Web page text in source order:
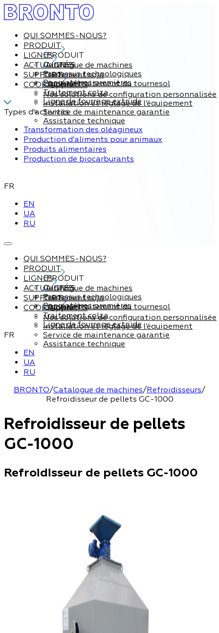
QUI SOMMES-NOUS?
PRODUIT
PRODUIT
Catalogue de machines
Processus technologiques
Par matières premières
LIGNES
LIGNES
Traitement soja
Ligne de traitement du tournesol
Traitement colza
Ligne de fourrage extrude
ACTUALITÉS
SUPPORT
Support
Nos solutions de configuration personnalisée
Installation et réglage de l’équipement
Service de maintenance garantie
Assistance technique
COORDONNÉES
Types d'activités
Transformation des oléagineux
Production d’aliments pour animaux
Produits alimentaires
Production de biocarburants
FR
EN
UA
RU
QUI SOMMES-NOUS?
PRODUIT
PRODUIT
Catalogue de machines
Processus technologiques
Par matières premières
LIGNES
LIGNES
Traitement soja
Ligne de traitement du tournesol
Traitement colza
Ligne de fourrage extrude
ACTUALITÉS
SUPPORT
Support
Nos solutions de configuration personnalisée
Installation et réglage de l’équipement
Service de maintenance garantie
Assistance technique
COORDONNÉES
FR
EN
UA
RU
BRONTO/Catalogue de machines/Refroidisseurs/
Refroidisseur de pellets GC-1000
Refroidisseur de pellets
GC-1000
Refroidisseur de pellets GC-1000